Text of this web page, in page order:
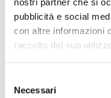
nostri partner che si
pubblicità e social
con altre informazioni
raccolto dal suo
delNecessari